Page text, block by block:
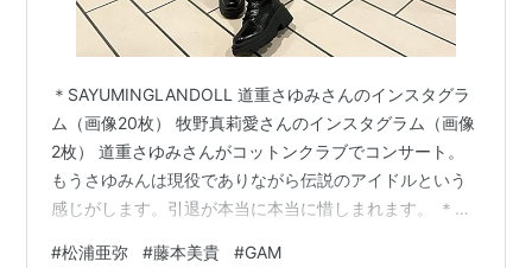
＊SAYUMINGLANDOLL 道重さゆみさんのインスタグラ
ム（画像20枚） 牧野真莉愛さんのインスタグラム（画像
2枚） 道重さゆみさんがコットンクラブでコンサート。
もうさゆみんは現役でありながら伝説のアイドルという
感じがします。引退が本当に本当に惜しまれます。 ＊
#松浦亜弥 #藤本美貴 #GAM